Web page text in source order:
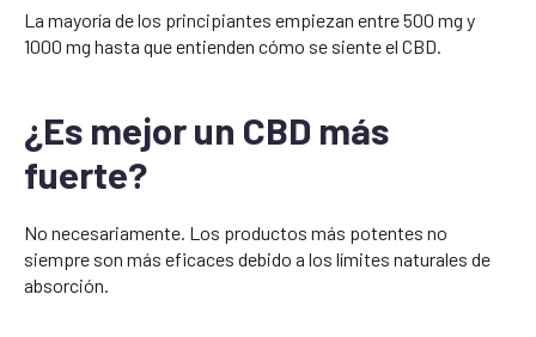
La mayoría de los principiantes empiezan entre 500 mg y
1000 mg hasta que entienden cómo se siente el CBD.
¿Es mejor un CBD más
fuerte?
No necesariamente. Los productos más potentes no
siempre son más eficaces debido a los límites naturales de
absorción.